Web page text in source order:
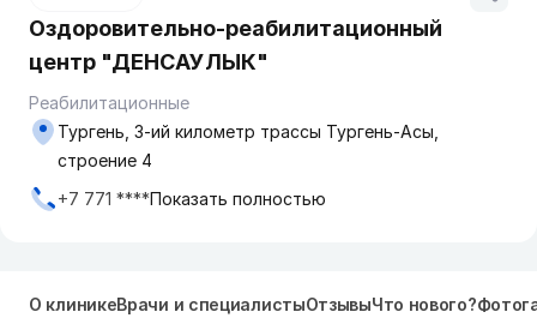
Оздоровительно-реабилитационный
центр "ДЕНСАУЛЫК"
Реабилитационные
Тургень, 3-ий километр трассы Тургень-Асы,
строение 4
+7 771 ****Показать полностью
О клиникеВрачи и специалистыОтзывыЧто нового?